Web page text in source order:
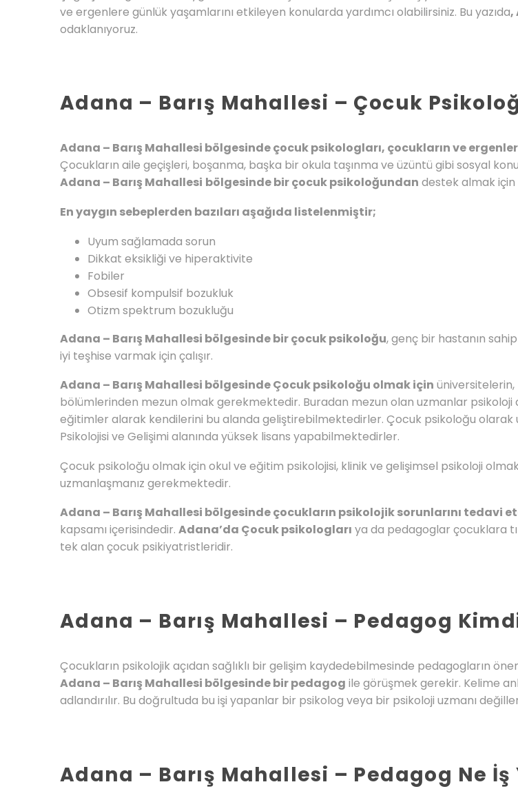
ve ergenlere günlük yaşamlarını etkileyen konularda yardımcı olabilirsiniz. Bu yazıda,
odaklanıyoruz.
Adana – Barış Mahallesi – Çocuk
Adana – Barış Mahallesi bölgesinde çocuk psikologları, çocukların ve
Çocukların aile geçişleri, boşanma, başka bir okula taşınma ve üzüntü gibi sosyal
Adana – Barış Mahallesi bölgesinde bir çocuk psikoloğundan destek almak
En yaygın sebeplerden bazıları aşağıda listelenmiştir;
Uyum sağlamada sorun
Dikkat eksikliği ve hiperaktivite
Fobiler
Obsesif kompulsif bozukluk
Otizm spektrum bozukluğu
Adana – Barış Mahallesi bölgesinde bir çocuk psikoloğu, genç bir hastanın
iyi teşhise varmak için çalışır.
Adana – Barış Mahallesi bölgesinde Çocuk psikoloğu olmak için üniversitelerin,
bölümlerinden mezun olmak gerekmektedir. Buradan mezun olan uzmanlar psikoloji
eğitimler alarak kendilerini bu alanda geliştirebilmektedirler. Çocuk psikoloğu olarak
Psikolojisi ve Gelişimi alanında yüksek lisans yapabilmektedirler.
Çocuk psikoloğu olmak için okul ve eğitim psikolojisi, klinik ve gelişimsel psikoloji
uzmanlaşmanız gerekmektedir.
Adana – Barış Mahallesi bölgesinde çocukların psikolojik sorunlarını tedavi
kapsamı içerisindedir. Adana’da Çocuk psikologları ya da pedagoglar çocuklara
tek alan çocuk psikiyatristleridir.
Adana – Barış Mahallesi – Pedagog
Çocukların psikolojik açıdan sağlıklı bir gelişim kaydedebilmesinde pedagogların
Adana – Barış Mahallesi bölgesinde bir pedagog ile görüşmek gerekir. Kelime
adlandırılır. Bu doğrultuda bu işi yapanlar bir psikolog veya bir psikoloji uzmanı
Adana – Barış Mahallesi – Pedagog Ne İş